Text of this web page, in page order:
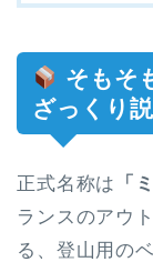
そもそ
ざっくり
正式名称は 「
ランスのアウ
る、登山用の